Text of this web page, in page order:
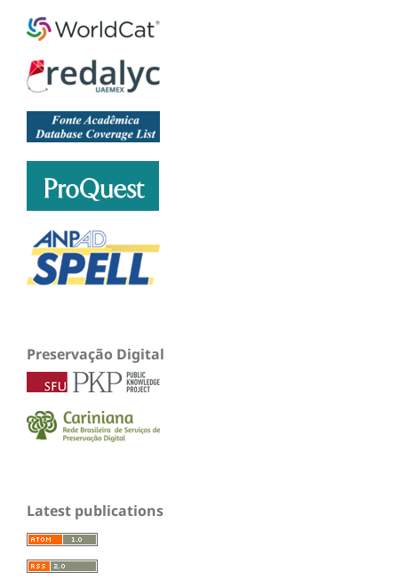
Preservação Digital
Latest publications